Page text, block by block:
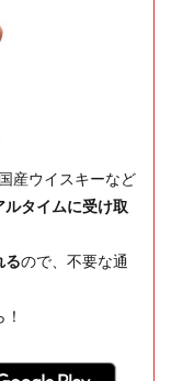
産ウイスキーなど
タイムに受け取
るので、不要な通